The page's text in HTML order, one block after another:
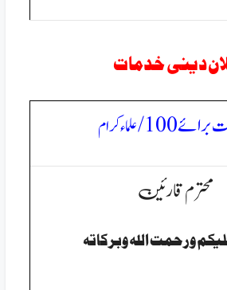
دینی خدمات
علماء کرام
محترم قارئین
ورحمت الله وبركاتہ